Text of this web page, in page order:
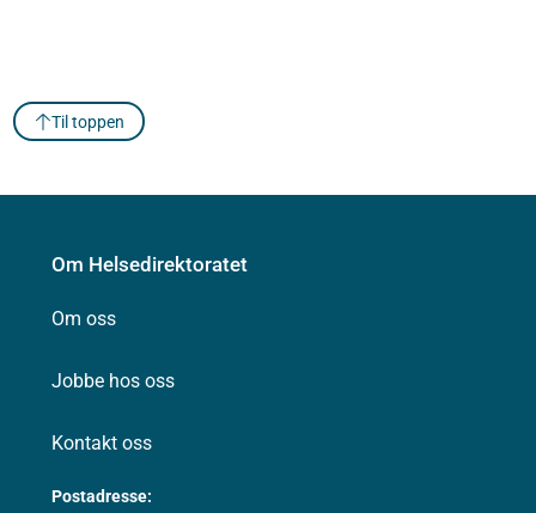
Til toppen
Om Helsedirektoratet
Om oss
Jobbe hos oss
Kontakt oss
Postadresse: